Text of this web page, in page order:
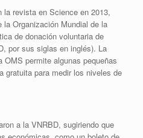
la revista en Science en 2013,
la Organización Mundial de la
de donación voluntaria de
por sus siglas en inglés). La
permite algunas pequeñas
gratuita para medir los niveles de
a la VNRBD, sugiriendo que